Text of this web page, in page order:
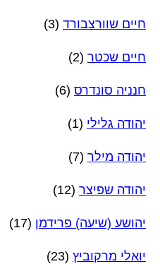
חיים שוורצבורד (3)
חיים שכטר (2)
חנניה סונדרס (6)
יהודה גלילי (1)
יהודה מילר (7)
יהודה שפיצר (12)
יהושע (שיעה) פרידמן (17)
יואלי מרקוביץ (23)